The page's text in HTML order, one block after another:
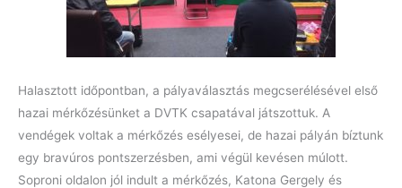
Halasztott időpontban, a pályaválasztás megcserélésével első
hazai mérkőzésünket a DVTK csapatával játszottuk. A
vendégek voltak a mérkőzés esélyesei, de hazai pályán bíztunk
egy bravúros pontszerzésben, ami végül kevésen múlott.
Soproni oldalon jól indult a mérkőzés, Katona Gergely és